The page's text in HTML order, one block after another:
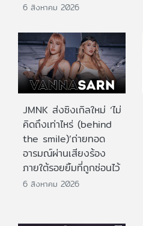
6 สิงหาคม 2026
JMNK ส่งซิงเกิลใหม่ ‘ไม่
คิดถึงเท่าไหร่ (behind
the smile)’ถ่ายทอด
อารมณ์ผ่านเสียงร้อง
ภายใต้รอยยิ้มที่ถูกซ่อนไว้
6 สิงหาคม 2026